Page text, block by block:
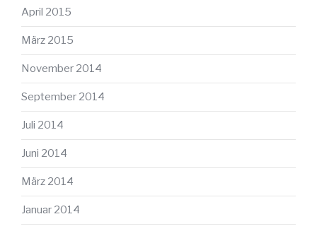
April 2015
März 2015
November 2014
September 2014
Juli 2014
Juni 2014
März 2014
Januar 2014